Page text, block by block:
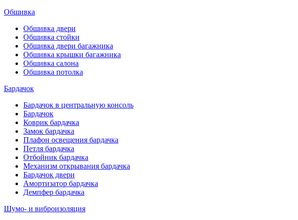
Обшивка
Обшивка двери
Обшивка стойки
Обшивка двери багажника
Обшивка крышки багажника
Обшивка салона
Обшивка потолка
Бардачок
Бардачок в центральную консоль
Бардачок
Коврик бардачка
Замок бардачка
Плафон освещения бардачка
Петля бардачка
Отбойник бардачка
Механизм открывания бардачка
Бардачок двери
Амортизатор бардачка
Демпфер бардачка
Шумо- и виброизоляция